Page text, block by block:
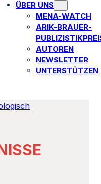
ÜBER UNS
MENA-WATCH
ARIK-BRAUER-
AUTOREN​
NEWSLETTER
UNTERSTÜTZEN